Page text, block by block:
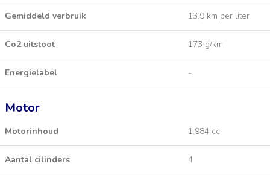
Gemiddeld verbruik 13,9 km per liter
Co2 uitstoot 173 g/km
Energielabel -
Motor
Motorinhoud 1.984 cc
Aantal cilinders 4